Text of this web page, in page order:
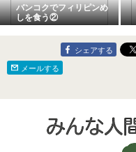
バンコクでフィリピンめ
しを食う②
シェアする
メールする